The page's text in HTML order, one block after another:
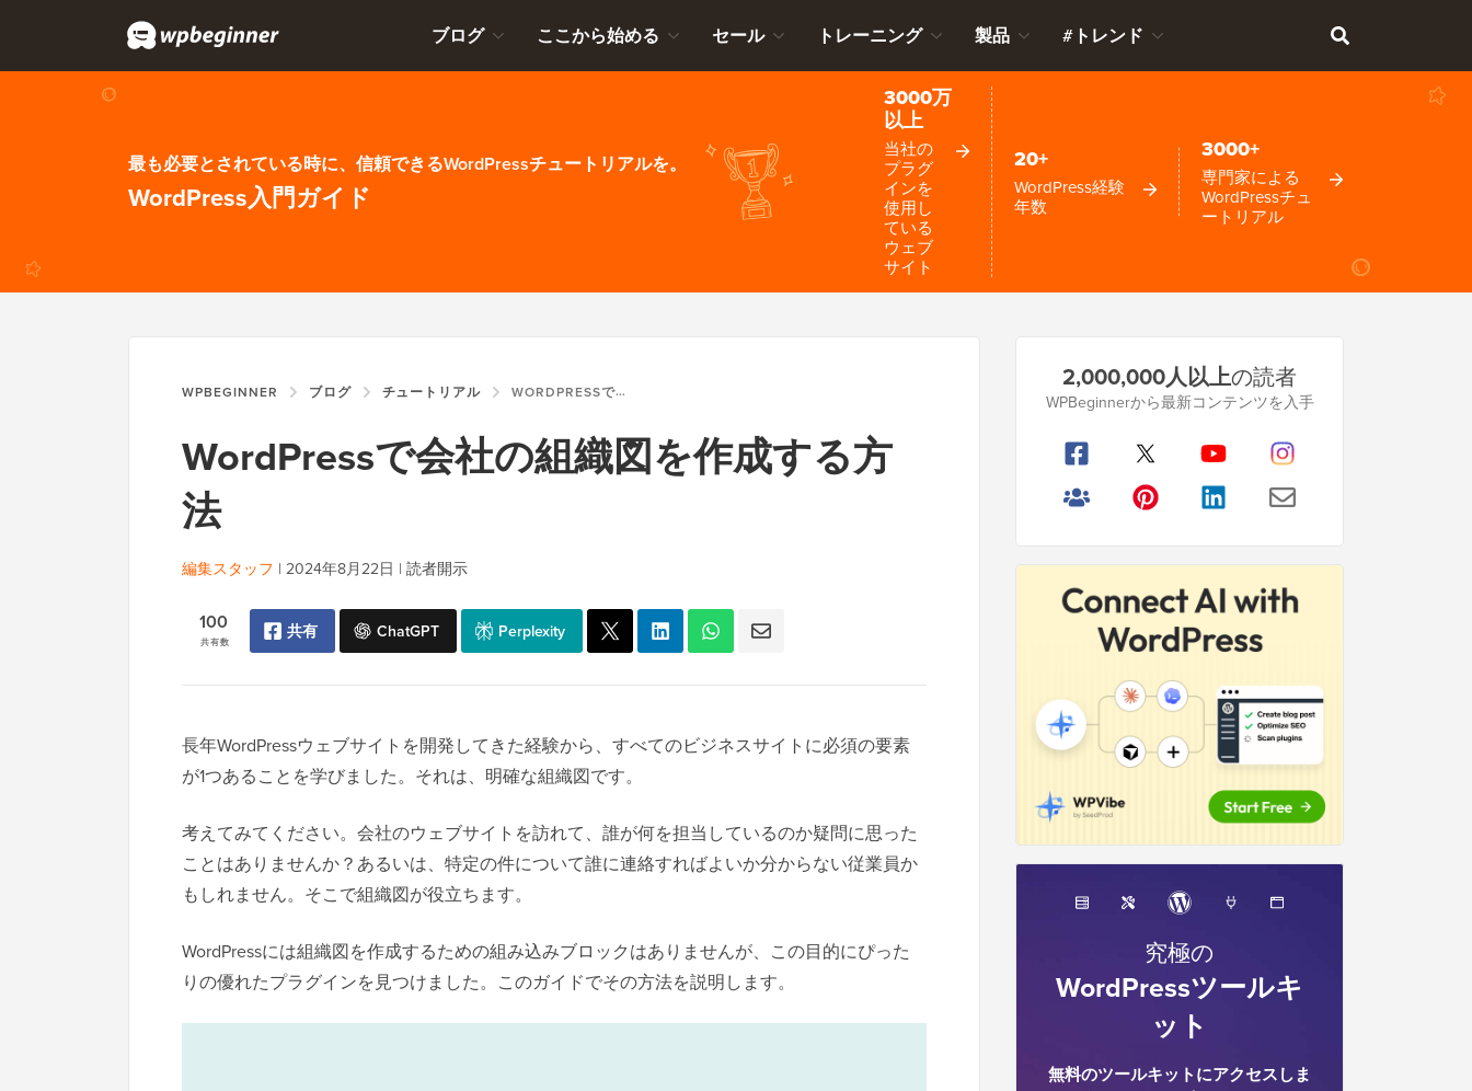
ブログ ここから始める セール トレーニング 製品 #トレンド
最も必要とされている時に、信頼できるWordPressチュートリアルを。
WordPress入門ガイド
3000万
以上
当社の
プラグ
インを
使用し
ている
ウェブ
サイト
20+
WordPress経験
年数
3000+
専門家による
WordPressチュ
ートリアル
WPBEGINNER ブログ チュートリアル WORDPRESSで会社の組織図を作成する方法
WordPressで会社の組織図を作成する方
法
編集スタッフ | 2024年8月22日 | 読者開示
共有数
100 共有 ChatGPT Perplexity
長年WordPressウェブサイトを開発してきた経験から、すべてのビジネスサイトに必須の要素
が1つあることを学びました。それは、明確な組織図です。
考えてみてください。会社のウェブサイトを訪れて、誰が何を担当しているのか疑問に思った
ことはありませんか？あるいは、特定の件について誰に連絡すればよいか分からない従業員か
もしれません。そこで組織図が役立ちます。
WordPressには組織図を作成するための組み込みブロックはありませんが、この目的にぴった
りの優れたプラグインを見つけました。このガイドでその方法を説明します。
サ
ー
2,000,000人以上の読者
WPBeginnerから最新コンテンツを入手
究極の
WordPressツールキ
ット
無料のツールキットにアクセスしま